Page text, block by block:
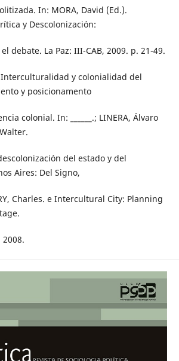
In: MORA, David (Ed.).
y Descolonización:
debate. La Paz: III-CAB, 2009. p. 21-49.
Interculturalidad y colonialidad del
y posicionamento
colonial. In: ______.; LINERA, Álvaro
del estado y del
Aires: Del Signo,
Charles. e Intercultural City: Planning